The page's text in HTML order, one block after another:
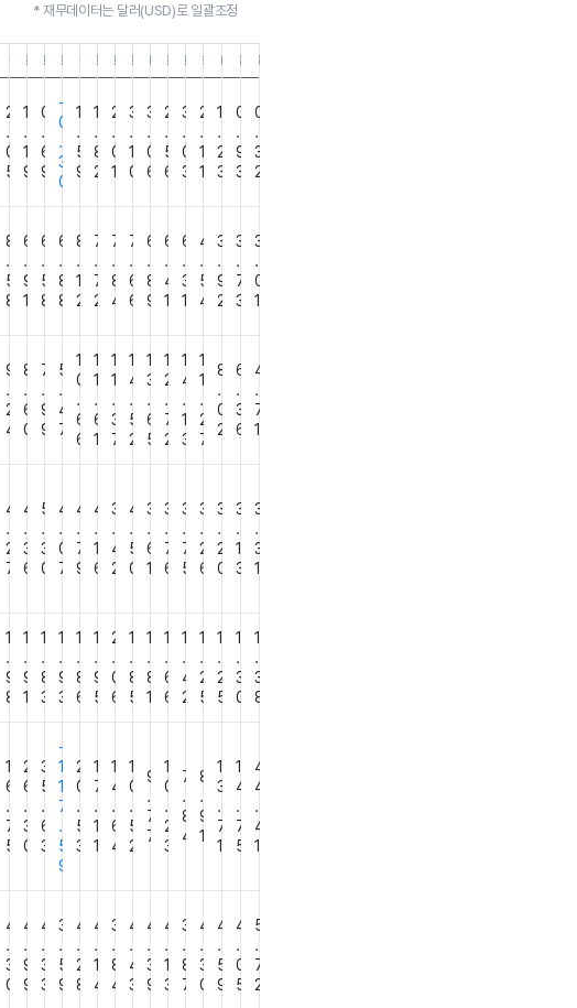
* 재무데이터는 달러(USD)로 일괄조정
19.12.31
19.09.3019.06.3019.03.3118.12.31
18.09.3018.06.3018.03.3117.12.3117.09.3017.06.3017.03.3116.12.31
16.09.3016.06.30
2
.
0
5
1
.
1
9
0
.
6
9
-
0
.
3
0
1
.
5
9
1
.
8
2
2
.
0
1
3
.
1
0
3
.
0
6
2
.
5
6
3
.
0
3
2
.
1
1
1
.
2
3
0
.
9
3
0
.
3
2
8
.
5
8
6
.
9
1
6
.
5
8
6
.
8
8
8
.
1
2
7
.
7
2
7
.
8
4
7
.
6
6
6
.
8
9
6
.
4
1
6
.
3
1
4
.
5
4
3
.
9
2
3
.
7
3
3
.
0
1
9
.
2
4
8
.
6
0
7
.
9
9
5
.
4
7
1
0
.
6
6
1
1
.
6
1
1
1
.
3
7
1
4
.
5
2
1
3
.
6
5
1
2
.
7
2
1
4
.
1
3
1
1
.
2
7
8
.
0
2
6
.
3
6
4
.
7
1
4
.
2
7
4
.
3
6
5
.
3
0
4
.
0
7
4
.
7
9
4
.
1
6
3
.
4
2
4
.
5
0
3
.
6
1
3
.
7
6
3
.
7
5
3
.
2
6
3
.
2
0
3
.
1
3
3
.
3
1
1
.
9
8
1
.
9
1
1
.
8
3
1
.
9
3
1
.
8
6
1
.
9
5
2
.
0
6
1
.
8
5
1
.
8
1
1
.
6
6
1
.
4
2
1
.
2
5
1
.
2
5
1
.
3
0
1
.
3
8
1
6
.
7
5
2
6
.
3
0
3
5
.
6
3
-
1
1
7
.
5
9
2
0
.
5
3
1
7
.
1
1
1
4
.
6
4
1
0
.
5
2
9
.
7
7
1
0
.
2
3
7
.
8
4
8
.
9
1
1
3
.
7
1
1
4
.
7
5
4
4
.
4
1
4
.
3
0
4
.
9
9
4
.
3
3
3
.
5
9
4
.
2
8
4
.
1
4
3
.
8
4
4
.
4
3
4
.
3
9
4
.
1
3
3
.
8
7
4
.
3
0
4
.
5
9
4
.
0
5
5
.
7
2